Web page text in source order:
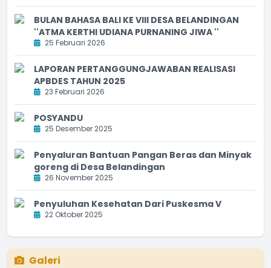
BULAN BAHASA BALI KE VIII DESA BELANDINGAN
''ATMA KERTHI UDIANA PURNANING JIWA ''
25 Februari 2026
LAPORAN PERTANGGUNGJAWABAN REALISASI
APBDES TAHUN 2025
23 Februari 2026
POSYANDU
25 Desember 2025
Penyaluran Bantuan Pangan Beras dan Minyak
goreng di Desa Belandingan
26 November 2025
Penyuluhan Kesehatan Dari Puskesma V
22 Oktober 2025
Galeri